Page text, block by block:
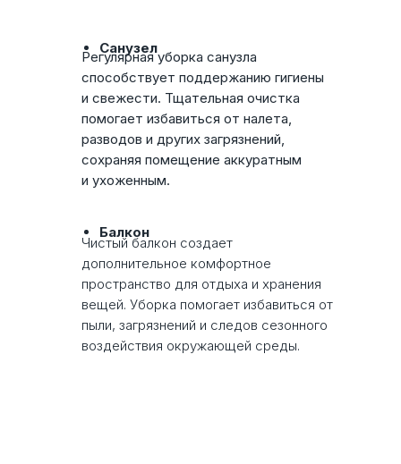
Регулярная уборка санузла
способствует поддержанию гигиены
и свежести. Тщательная очистка
помогает избавиться от налета,
разводов и других загрязнений,
сохраняя помещение аккуратным
и ухоженным.
Санузел
Чистый балкон создает
дополнительное комфортное
пространство для отдыха и хранения
вещей. Уборка помогает избавиться от
пыли, загрязнений и следов сезонного
воздействия окружающей среды.
Балкон